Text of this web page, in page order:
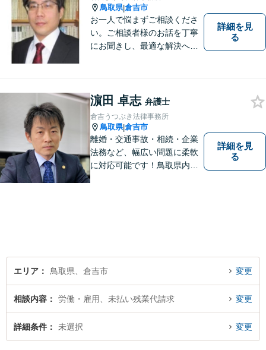
鳥取県|倉吉市
お一人で悩まずご相談くださ
い。ご相談者様のお話を丁寧
にお聞きし、最適な解決へと
詳細を見
る
濵田 卓志 弁護士
倉吉うつぶき法律事務所
鳥取県|倉吉市
離婚・交通事故・相続・企業
法務など、幅広い問題に柔軟
に対応可能です！鳥取県内の
詳細を見
る
エリア 鳥取県、倉吉市 変更
相談内容 労働・雇用、未払い残業代請求 変更
詳細条件 未選択 変更